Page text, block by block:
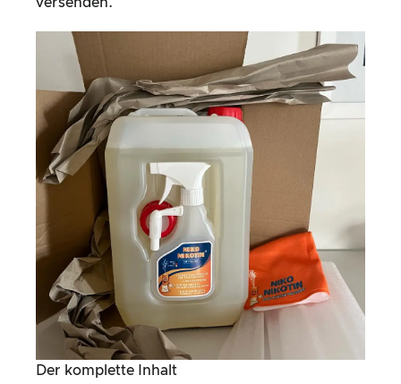
Der komplette Inhalt